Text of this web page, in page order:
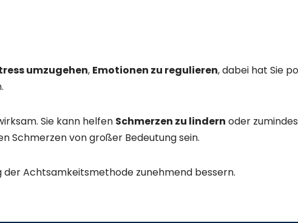
umzugehen, Emotionen zu regulieren, dabei hat Sie
Sie kann helfen Schmerzen zu lindern oder
Schmerzen von großer Bedeutung sein.
Achtsamkeitsmethode zunehmend bessern.